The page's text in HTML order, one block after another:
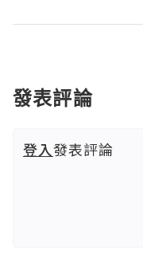
發表評論
登入發表評論